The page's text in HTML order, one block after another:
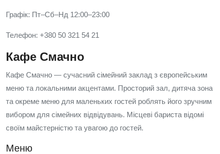
Графік: Пт–Сб–Нд 12:00–23:00
Телефон: +380 50 321 54 21
Кафе Смачно
Кафе Смачно — сучасний сімейний заклад з європейським
меню та локальними акцентами. Просторий зал, дитяча зона
та окреме меню для маленьких гостей роблять його зручним
вибором для сімейних відвідувань. Місцеві бариста відомі
своїм майстерністю та увагою до гостей.
Меню